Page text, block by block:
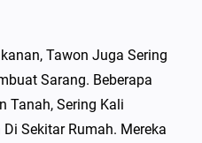
Tawon Juga Sering
Sarang. Beberapa
Tanah, Sering Kali
Sekitar Rumah. Mereka